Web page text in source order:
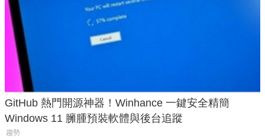
GitHub 熱門開源神器！Winhance 一鍵安全精簡
Windows 11 臃腫預裝軟體與後台追蹤
趨勢